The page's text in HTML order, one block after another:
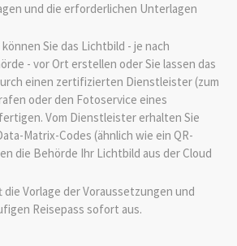
und die erforderlichen Unterlagen
Sie das Lichtbild - je nach
- vor Ort erstellen oder Sie lassen das
einen zertifizierten Dienstleister (zum
oder den Fotoservice eines
Vom Dienstleister erhalten Sie
Matrix-Codes (ähnlich wie ein QR-
die Behörde Ihr Lichtbild aus der Cloud
die Vorlage der Voraussetzungen und
Reisepass sofort aus.